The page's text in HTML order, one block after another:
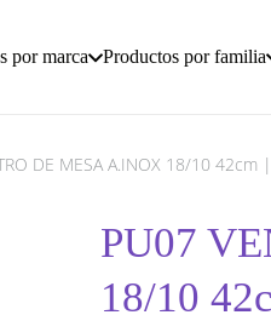
por marca Productos por familia
DE MESA A.INOX 18/10 42cm
PU07
18/10